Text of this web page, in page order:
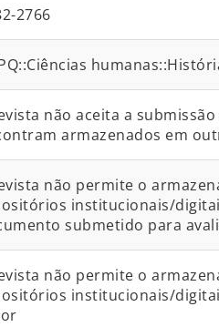
2766
não aceita a
armazenados em
não permite o
institucionais/
submetido para
não permite o
institucionais/